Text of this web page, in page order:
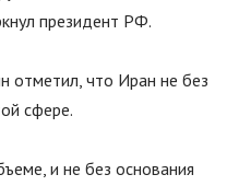
президент РФ.
отметил, что Иран не без
сфере.
и не без основания